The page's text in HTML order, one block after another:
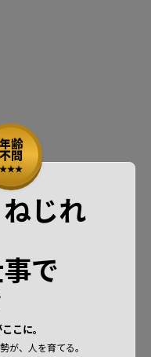
じれ
で
こに。
が、人を育てる。
年齢
不問